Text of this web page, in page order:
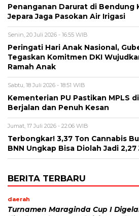
Penanganan Darurat di Bendung
Jepara Jaga Pasokan Air Irigasi
Senin, 20 Juli 2026 - 16:55 WIB
Peringati Hari Anak Nasional,
Tegaskan Komitmen DKI
Ramah Anak
Sabtu, 18 Juli 2026 - 18:51 WIB
Kementerian PU Pastikan MPLS
Berjalan dan Penuh Kesan
Jumat, 17 Juli 2026 - 22:06 WIB
Terbongkar! 3,37 Ton Cannabis
BNN Ungkap Bisa Diolah Jadi 2,27
BERITA TERBARU
daerah
Turnamen Maraginda Cup I